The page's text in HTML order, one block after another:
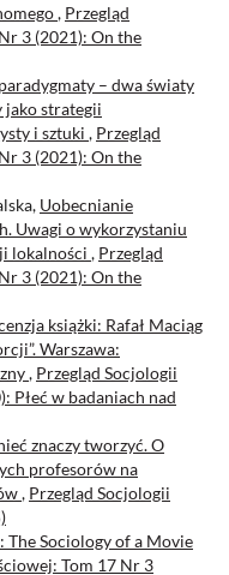
, Przegląd
3 (2021): On the
– dwa światy
jako strategii
i sztuki , Przegląd
3 (2021): On the
Uobecnianie
Uwagi o wykorzystaniu
lokalności , Przegląd
3 (2021): On the
książki: Rafał Maciąg
Warszawa:
, Przegląd Socjologii
Płeć w badaniach nad
znaczy tworzyć. O
profesorów na
, Przegląd Socjologii
Sociology of a Movie
Tom 17 Nr 3